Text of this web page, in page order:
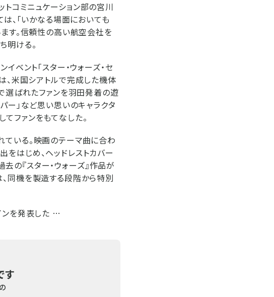
トコミニュケーション部の宮川
、「いかなる場面においても
す。信頼性の高い航空会社を
明ける。
ベント「スター・ウォーズ・セ
、米国シアトルで完成した機体
選ばれたファンを羽田発着の遊
ー」など思い思いのキャラクタ
ファンをもてなした。
ている。映画のテーマ曲に合わ
をはじめ、ヘッドレストカバー
の『スター・ウォーズ』作品が
、同機を製造する段階から特別
ンを発表した …
す